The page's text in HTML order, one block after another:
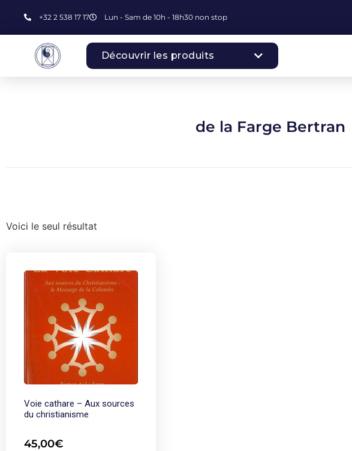
+32 2 538 17 17 Lun - Sam de 10h - 18h30 non stop
Découvrir les produits
de la Farge Bertran
Voici le seul résultat
Voie cathare – Aux sources
du christianisme
45,00€